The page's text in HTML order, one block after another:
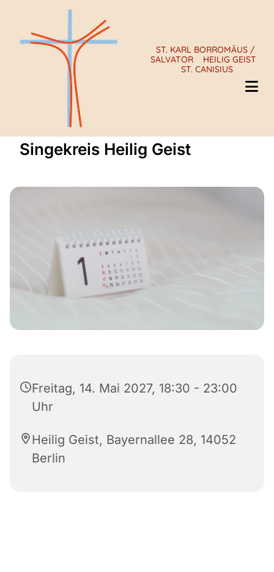
ST. KARL BORROMÄUS /
SALVATOR
HEILIG GEIST
ST. CANISIUS
Singekreis Heilig Geist
Freitag, 14. Mai 2027, 18:30 - 23:00
Uhr
Heilig Geist, Bayernallee 28, 14052
Berlin